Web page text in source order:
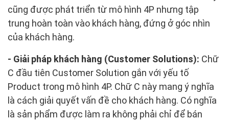
cũng được phát triển từ mô hình 4P nhưng tập
trung hoàn toàn vào khách hàng, đứng ở góc nhìn
của khách hàng.
- Giải pháp khách hàng (Customer Solutions): Chữ
C đầu tiên Customer Solution gắn với yếu tố
Product trong mô hình 4P. Chữ C này mang ý nghĩa
là cách giải quyết vấn đề cho khách hàng. Có nghĩa
là sản phẩm được làm ra không phải chỉ để bán